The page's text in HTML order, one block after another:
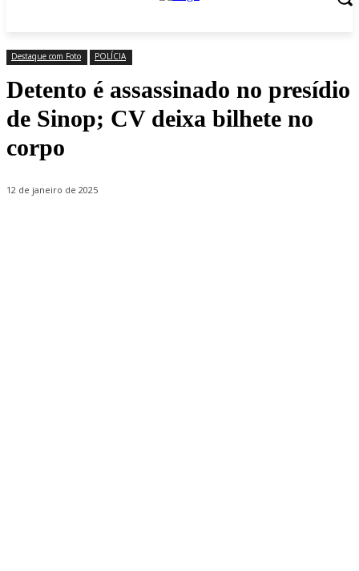
Destaque com Foto POLÍCIA
Detento é assassinado no presídio
de Sinop; CV deixa bilhete no
corpo
12 de janeiro de 2025